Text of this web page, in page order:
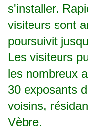
s'installer.
visiteurs sont
poursuivit
Les visiteurs
les nombreux
30 exposants
voisins,
Vèbre.